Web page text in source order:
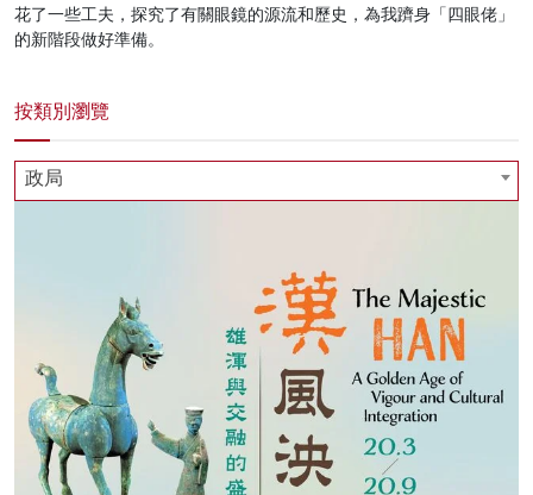
花了一些工夫，探究了有關眼鏡的源流和歷史，為我躋身「四眼佬」
的新階段做好準備。
按類別瀏覽
政局